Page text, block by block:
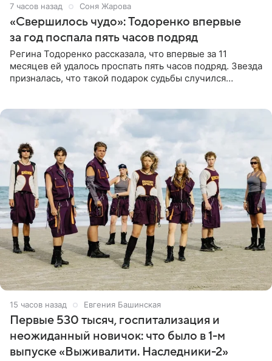
7 часов назад Соня Жарова
«Свершилось чудо»: Тодоренко впервые
за год поспала пять часов подряд
Регина Тодоренко рассказала, что впервые за 11
месяцев ей удалось проспать пять часов подряд. Звезда
призналась, что такой подарок судьбы случился
15 часов назад Евгения Башинская
Первые 530 тысяч, госпитализация и
неожиданный новичок: что было в 1-м
выпуске «Выживалити. Наследники-2»